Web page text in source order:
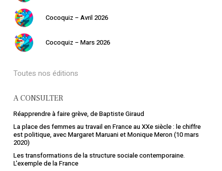
Cocoquiz – Avril 2026
Cocoquiz – Mars 2026
Toutes nos éditions
A CONSULTER
Réapprendre à faire grève, de Baptiste Giraud
La place des femmes au travail en France au XXe siècle : le chiffre
est politique, avec Margaret Maruani et Monique Meron (10 mars
2020)
Les transformations de la structure sociale contemporaine.
L'exemple de la France